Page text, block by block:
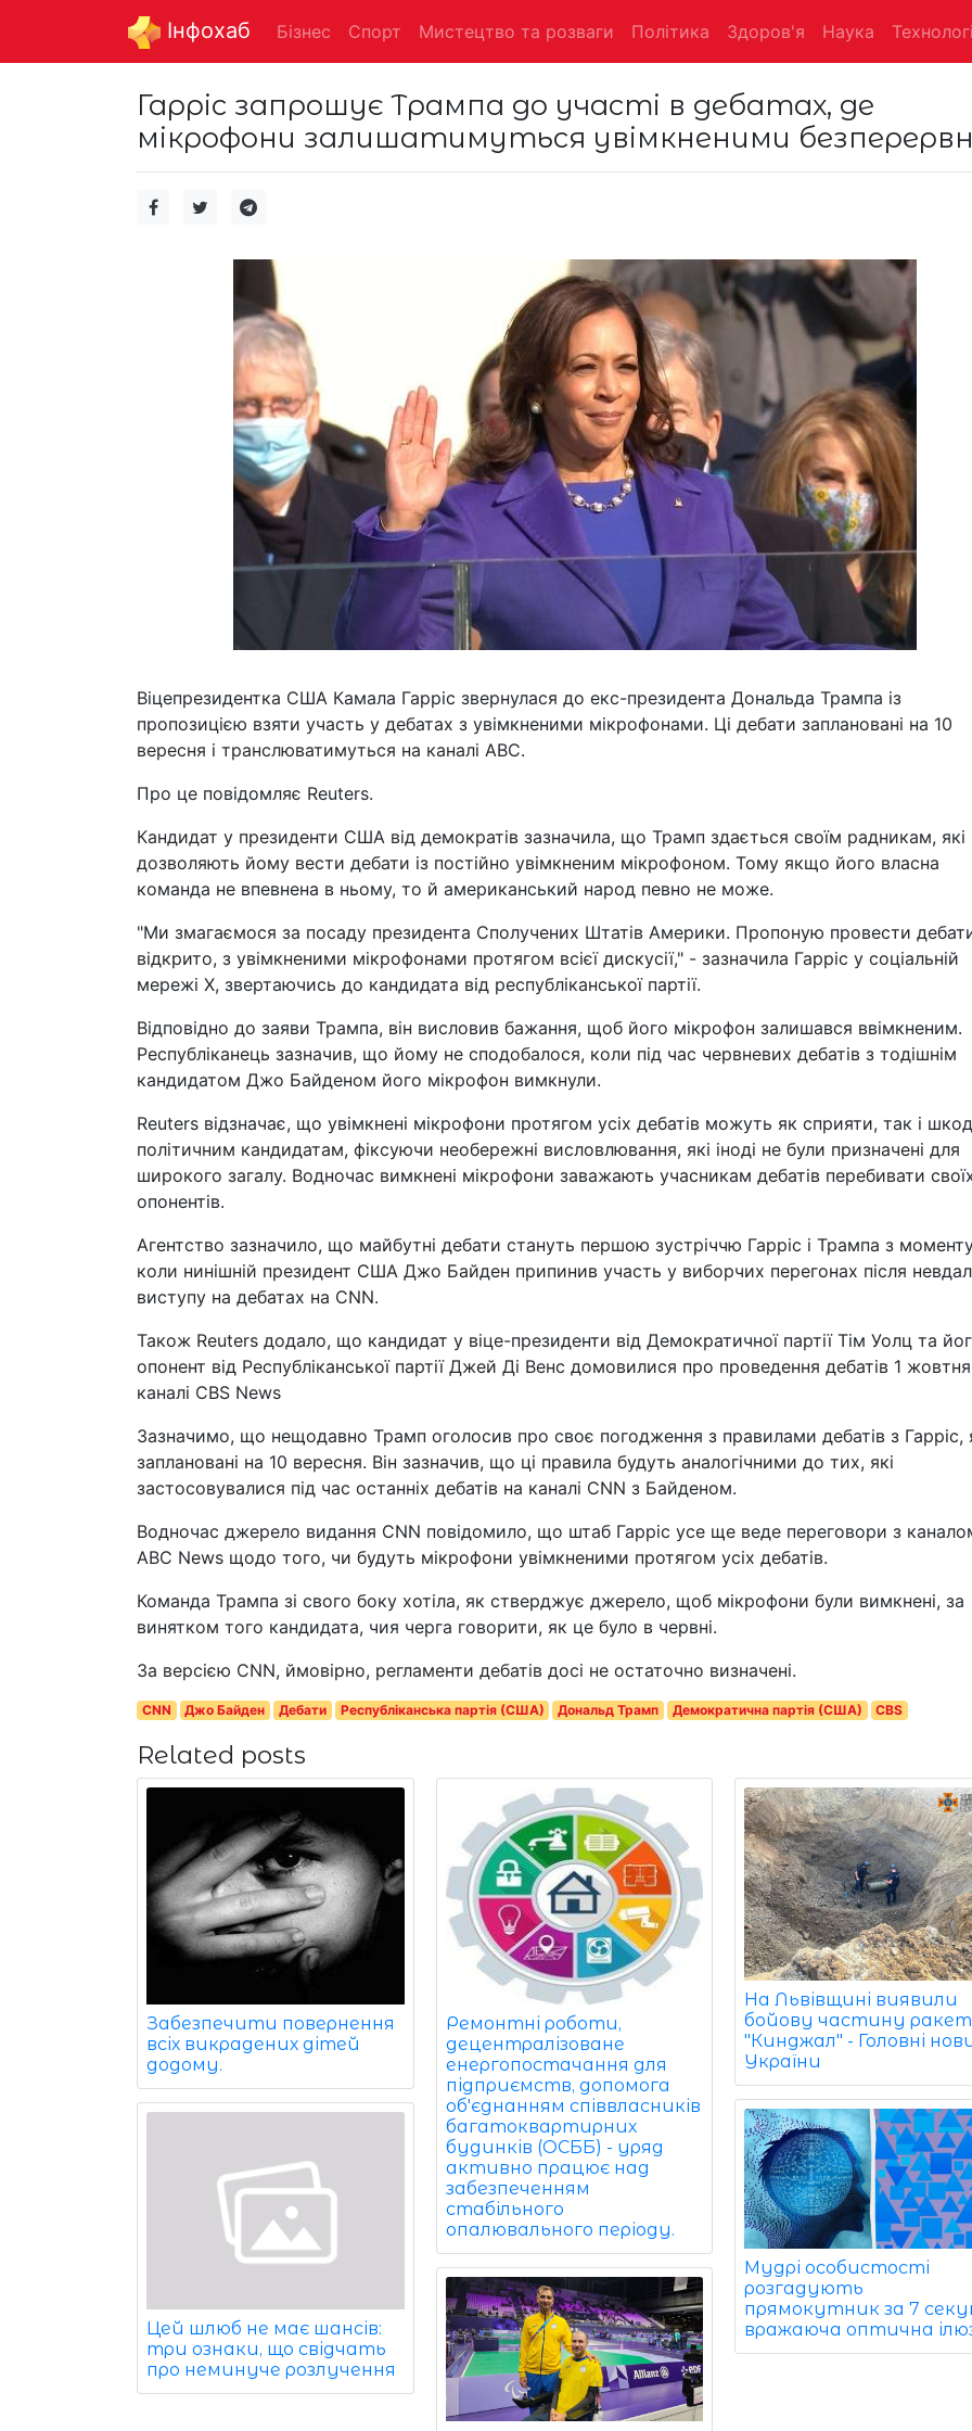
Інфохаб Бізнес Спорт Мистецтво та розваги Політика Здоров'я Наука
Гарріс запрошує Трампа до участі в дебатах, де
мікрофони залишатимуться увімкненими
Віцепрезидентка США Камала Гарріс звернулася до екс-президента Дональда Трампа із
пропозицією взяти участь у дебатах з увімкненими мікрофонами. Ці дебати заплановані на 10
вересня і транслюватимуться на каналі ABC.
Про це повідомляє Reuters.
Кандидат у президенти США від демократів зазначила, що Трамп здається своїм радникам, які
дозволяють йому вести дебати із постійно увімкненим мікрофоном. Тому якщо його власна
команда не впевнена в ньому, то й американський народ певно не може.
"Ми змагаємося за посаду президента Сполучених Штатів Америки. Пропоную провести
відкрито, з увімкненими мікрофонами протягом всієї дискусії," - зазначила Гарріс у соціальній
мережі Х, звертаючись до кандидата від республіканської партії.
Відповідно до заяви Трампа, він висловив бажання, щоб його мікрофон залишався ввімкненим.
Республіканець зазначив, що йому не сподобалося, коли під час червневих дебатів з тодішнім
кандидатом Джо Байденом його мікрофон вимкнули.
Reuters відзначає, що увімкнені мікрофони протягом усіх дебатів можуть як сприяти, так і
політичним кандидатам, фіксуючи необережні висловлювання, які іноді не були призначені для
широкого загалу. Водночас вимкнені мікрофони заважають учасникам дебатів перебивати
опонентів.
Агентство зазначило, що майбутні дебати стануть першою зустріччю Гарріс і Трампа з
коли нинішній президент США Джо Байден припинив участь у виборчих перегонах після
виступу на дебатах на CNN.
Також Reuters додало, що кандидат у віце-президенти від Демократичної партії Тім Уолц та
опонент від Республіканської партії Джей Ді Венс домовилися про проведення дебатів 1
каналі CBS News
Зазначимо, що нещодавно Трамп оголосив про своє погодження з правилами дебатів з Гарріс,
заплановані на 10 вересня. Він зазначив, що ці правила будуть аналогічними до тих, які
застосовувалися під час останніх дебатів на каналі CNN з Байденом.
Водночас джерело видання CNN повідомило, що штаб Гарріс усе ще веде переговори з
ABC News щодо того, чи будуть мікрофони увімкненими протягом усіх дебатів.
Команда Трампа зі свого боку хотіла, як стверджує джерело, щоб мікрофони були вимкнені, за
винятком того кандидата, чия черга говорити, як це було в червні.
За версією CNN, ймовірно, регламенти дебатів досі не остаточно визначені.
CNN Джо Байден Дебати Республіканська партія (США) Дональд Трамп Демократична партія (США) CBS
Related posts
Забезпечити повернення
всіх викрадених дітей
додому.
Цей шлюб не має шансів:
три ознаки, що свідчать
про неминуче розлучення
Ремонтні роботи,
децентралізоване
енергопостачання для
підприємств, допомога
об'єднанням співвласників
багатоквартирних
будинків (ОСББ) - уряд
активно працює над
забезпеченням
стабільного
опалювального періоду.
На Львівщині виявили
бойову частину
"Кинджал" - Головні
України
Мудрі особистості
розгадують
прямокутник за 7
вражаюча оптична